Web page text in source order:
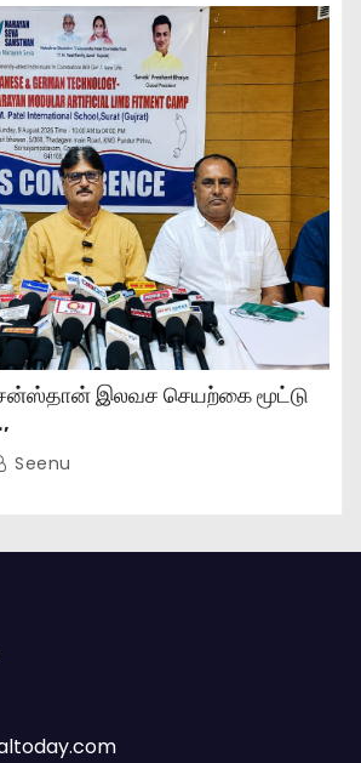
இலவச செயற்கை மூட்டு
Seenu